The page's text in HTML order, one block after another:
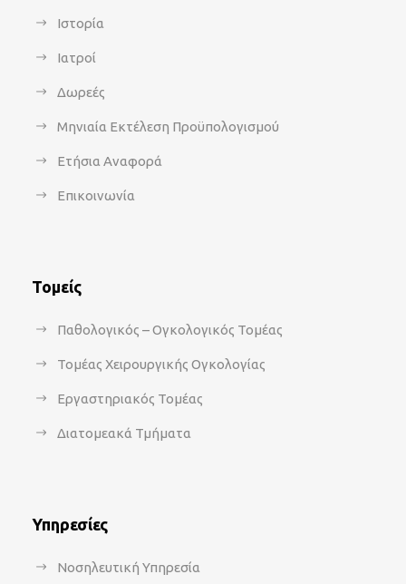
Ιστορία
Ιατροί
Δωρεές
Μηνιαία Εκτέλεση Προϋπολογισμού
Ετήσια Αναφορά
Επικοινωνία
Τομείς
Παθολογικός – Ογκολογικός Τομέας
Τομέας Χειρουργικής Ογκολογίας
Εργαστηριακός Τομέας
Διατομεακά Τμήματα
Υπηρεσίες
Νοσηλευτική Υπηρεσία